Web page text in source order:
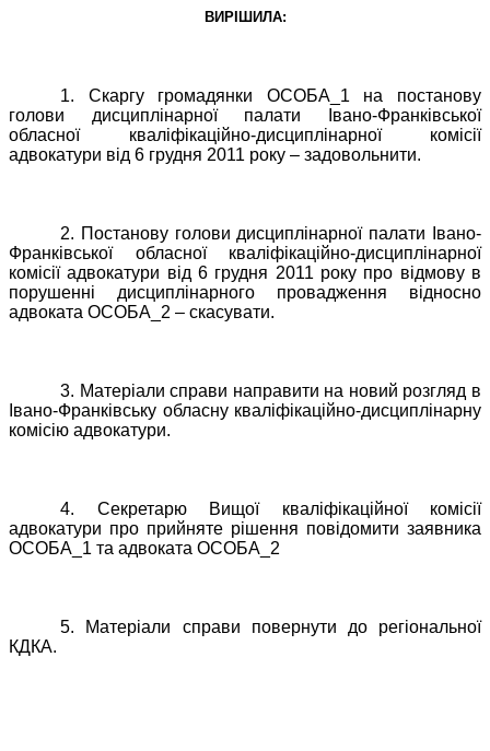
ВИРІШИЛА:
1. Скаргу громадянки ОСОБА_1 на постанову
голови дисциплінарної палати Івано-Франківської
обласної кваліфікаційно-дисциплінарної комісії
адвокатури від 6 грудня 2011 року – задовольнити.
2. Постанову голови дисциплінарної палати Івано-
Франківської обласної кваліфікаційно-дисциплінарної
комісії адвокатури від 6 грудня 2011 року про відмову в
порушенні дисциплінарного провадження відносно
адвоката ОСОБА_2 – скасувати.
3. Матеріали справи направити на новий розгляд в
Івано-Франківську обласну кваліфікаційно-дисциплінарну
комісію адвокатури.
4. Секретарю Вищої кваліфікаційної комісії
адвокатури про прийняте рішення повідомити заявника
ОСОБА_1 та адвоката ОСОБА_2
5. Матеріали справи повернути до регіональної
КДКА.